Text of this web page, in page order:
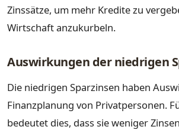
Zinssätze, um mehr Kredite zu
Wirtschaft anzukurbeln.
Auswirkungen der niedrigen
Die niedrigen Sparzinsen haben
Finanzplanung von Privatpersonen.
bedeutet dies, dass sie weniger